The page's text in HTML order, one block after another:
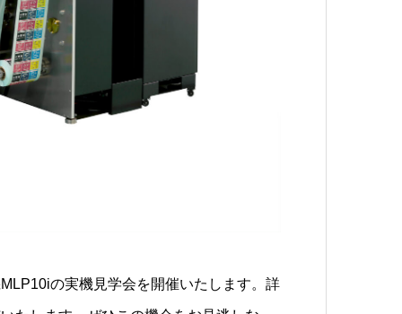
の実機見学会を開催いたします。詳